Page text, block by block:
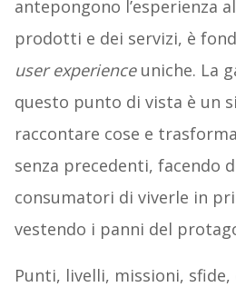
antepongono l’esperienza
prodotti e dei servizi, è
user experienceuniche. La
questo punto di vista è un
raccontare cose e
senza precedenti, facendo
consumatori di viverle in
vestendo i panni del
Punti, livelli, missioni,